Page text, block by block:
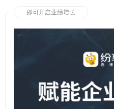
即可开启业绩增长